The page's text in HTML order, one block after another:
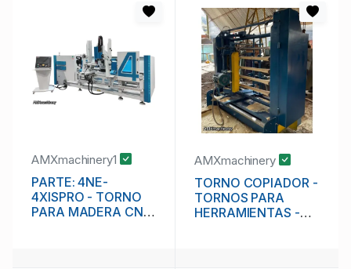
AMXmachinery1
PARTE: 4NE-
4XISPRO - TORNO
PARA MADERA CNC
AMXmachinery
TORNO COPIADOR -
TORNOS PARA
HERRAMIENTAS -